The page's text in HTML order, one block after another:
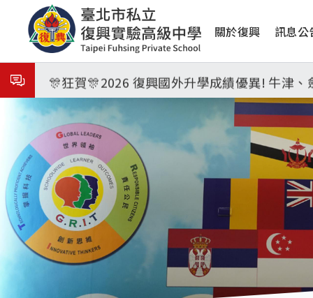
內
容
主
覽
關於復興 訊息公
8月3日 分科成績公布
🎉🎉🎉狂賀! 12望蘇同學榮錄MIT麻省理工學
🎊狂賀🎊2026 復興國外升學成績優異! 牛津、
115年校本部大學榜單再創佳績🎉，32％達
7月27日 中學暑輔開始
8月3日 分科成績公布
🎉🎉🎉狂賀! 12望蘇同學榮錄MIT麻省理工學